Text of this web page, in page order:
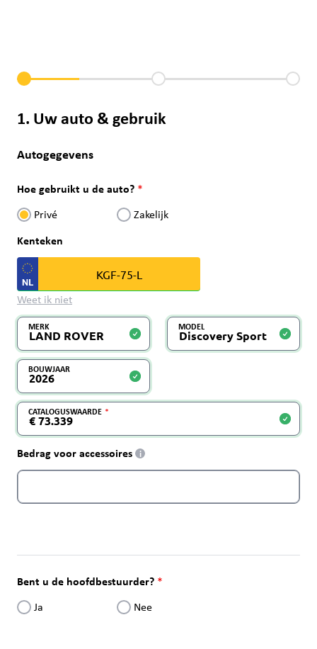
1. Uw auto & gebruik
Autogegevens
Hoe gebruikt u de auto?
Privé Zakelijk
Kenteken
Weet ik niet
MERK MODEL
BOUWJAAR
CATALOGUSWAARDE
Bedrag voor accessoires i
Bent u de hoofdbestuurder?
Ja Nee